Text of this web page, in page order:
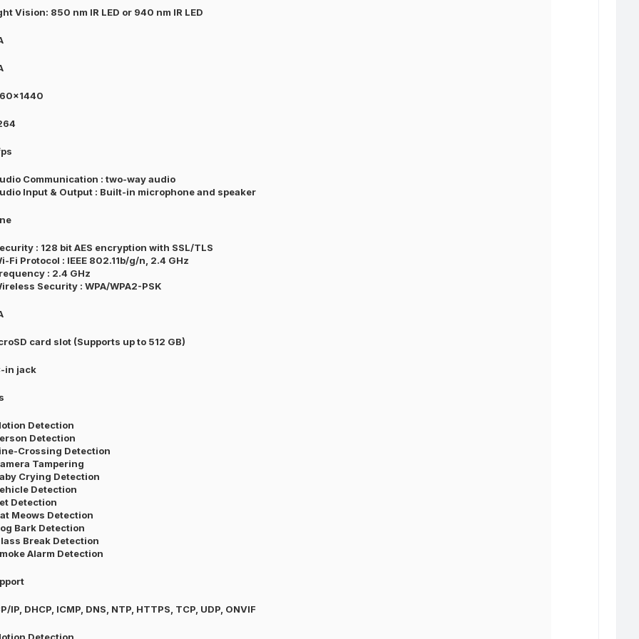
Vision: 850 nm IR LED or 940 nm IR LED
Communication : two-way audio
Input & Output : Built-in microphone and speaker
: 128 bit AES encryption with SSL/TLS
Fi Protocol : IEEE 802.11b/g/n, 2.4 GHz
: 2.4 GHz
Security : WPA/WPA2-PSK
card slot (Supports up to 512 GB)
in jack
Detection
Detection
Crossing Detection
Tampering
Crying Detection
Detection
Detection
Meows Detection
Bark Detection
Break Detection
Alarm Detection
IP, DHCP, ICMP, DNS, NTP, HTTPS, TCP, UDP, ONVIF
Detection